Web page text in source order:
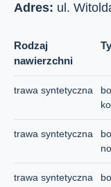
Adres: ul.
Rodzaj
nawierzchni
trawa syntetyczna
trawa syntetyczna
trawa syntetyczna